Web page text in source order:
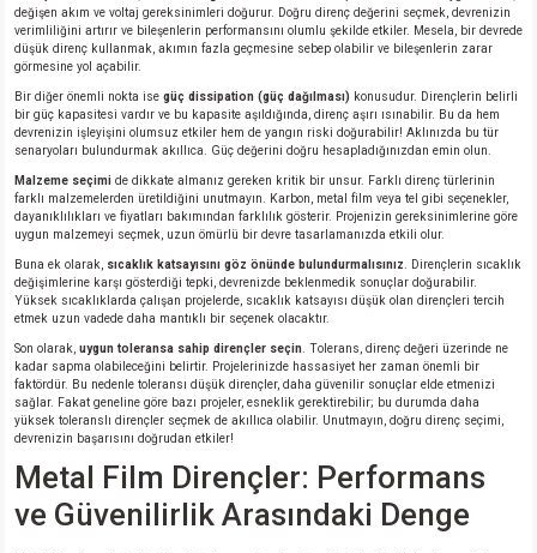
değişen akım ve voltaj gereksinimleri doğurur. Doğru direnç değerini seçmek, devrenizin
verimliliğini artırır ve bileşenlerin performansını olumlu şekilde etkiler. Mesela, bir devrede
düşük direnç kullanmak, akımın fazla geçmesine sebep olabilir ve bileşenlerin zarar
görmesine yol açabilir.
Bir diğer önemli nokta ise güç dissipation (güç dağılması) konusudur. Dirençlerin belirli
bir güç kapasitesi vardır ve bu kapasite aşıldığında, direnç aşırı ısınabilir. Bu da hem
devrenizin işleyişini olumsuz etkiler hem de yangın riski doğurabilir! Aklınızda bu tür
senaryoları bulundurmak akıllıca. Güç değerini doğru hesapladığınızdan emin olun.
Malzeme seçimi de dikkate almanız gereken kritik bir unsur. Farklı direnç türlerinin
farklı malzemelerden üretildiğini unutmayın. Karbon, metal film veya tel gibi seçenekler,
dayanıklılıkları ve fiyatları bakımından farklılık gösterir. Projenizin gereksinimlerine göre
uygun malzemeyi seçmek, uzun ömürlü bir devre tasarlamanızda etkili olur.
Buna ek olarak, sıcaklık katsayısını göz önünde bulundurmalısınız . Dirençlerin sıcaklık
değişimlerine karşı gösterdiği tepki, devrenizde beklenmedik sonuçlar doğurabilir.
Yüksek sıcaklıklarda çalışan projelerde, sıcaklık katsayısı düşük olan dirençleri tercih
etmek uzun vadede daha mantıklı bir seçenek olacaktır.
Son olarak, uygun toleransa sahip dirençler seçin . Tolerans, direnç değeri üzerinde ne
kadar sapma olabileceğini belirtir. Projelerinizde hassasiyet her zaman önemli bir
faktördür. Bu nedenle toleransı düşük dirençler, daha güvenilir sonuçlar elde etmenizi
sağlar. Fakat geneline göre bazı projeler, esneklik gerektirebilir; bu durumda daha
yüksek toleranslı dirençler seçmek de akıllıca olabilir. Unutmayın, doğru direnç seçimi,
devrenizin başarısını doğrudan etkiler!
Metal Film Dirençler: Performans
ve Güvenilirlik Arasındaki Denge